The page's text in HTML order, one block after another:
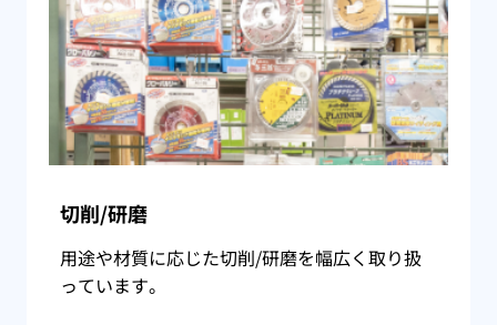
切削/研磨
用途や材質に応じた切削/研磨を幅広く取り扱
っています。